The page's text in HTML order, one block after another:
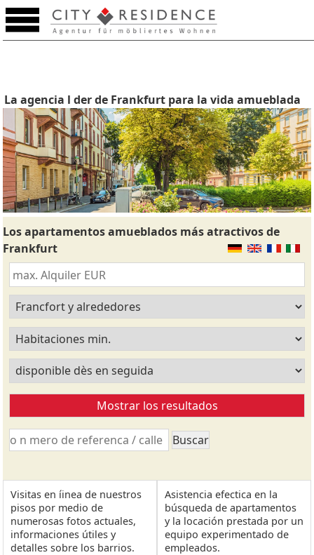
La agencia l der de Frankfurt para la vida amueblada
Los apartamentos amueblados más atractivos de
Frankfurt
Visitas en íinea de nuestros
pisos por medio de
numerosas fotos actuales,
informaciones útiles y
detalles sobre los barrios.
Asistencia efectica en la
búsqueda de apartamentos
y la locación prestada por un
equipo experimentado de
empleados.